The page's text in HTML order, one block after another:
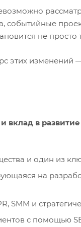
событийные
не просто
этих изменений
вклад в
и один из
на
SMM и
с помощью